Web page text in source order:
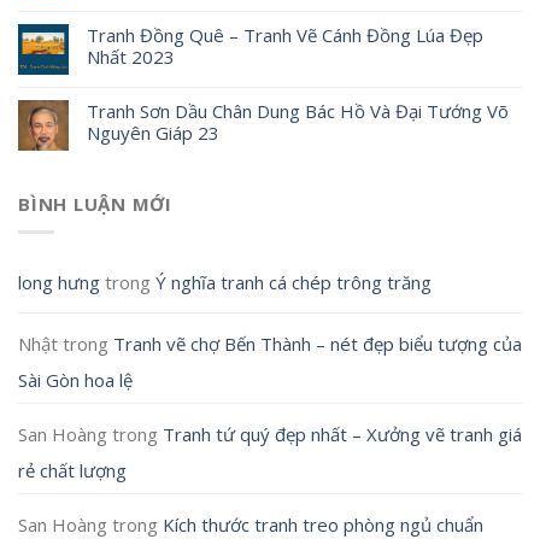
Tranh Đồng Quê – Tranh Vẽ Cánh Đồng Lúa Đẹp
Nhất 2023
Tranh Sơn Dầu Chân Dung Bác Hồ Và Đại Tướng Võ
Nguyên Giáp 23
BÌNH LUẬN MỚI
long hưng trong Ý nghĩa tranh cá chép trông trăng
Nhật trong Tranh vẽ chợ Bến Thành – nét đẹp biểu tượng của
Sài Gòn hoa lệ
San Hoàng trong Tranh tứ quý đẹp nhất – Xưởng vẽ tranh giá
rẻ chất lượng
San Hoàng trong Kích thước tranh treo phòng ngủ chuẩn